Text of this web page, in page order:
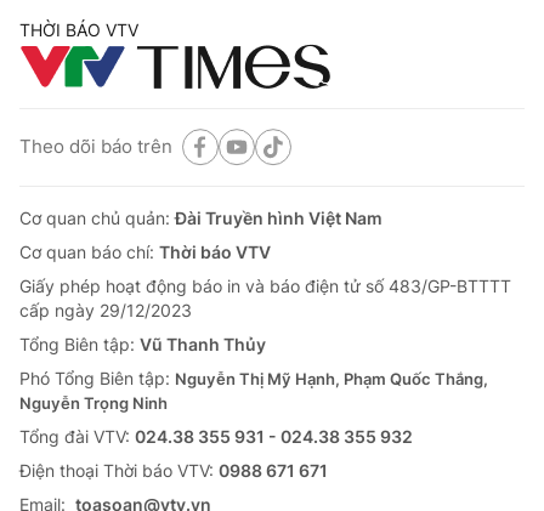
THỜI BÁO VTV
Theo dõi báo trên
Cơ quan chủ quản:Đài Truyền hình Việt Nam
Cơ quan báo chí: Thời báo VTV
Giấy phép hoạt động báo in và báo điện tử số 483/GP-BTTTT
cấp ngày 29/12/2023
Tổng Biên tập: Vũ Thanh Thủy
Phó Tổng Biên tập: Nguyễn Thị Mỹ Hạnh, Phạm Quốc Thắng,
Nguyễn Trọng Ninh
Tổng đài VTV: 024.38 355 931 - 024.38 355 932
Ðiện thoại Thời báo VTV: 0988 671 671
Email: toasoan@vtv.vn